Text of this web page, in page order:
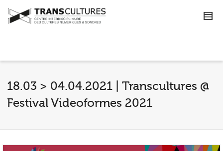
18.03 > 04.04.2021 | Transcultures @
Festival Videoformes 2021